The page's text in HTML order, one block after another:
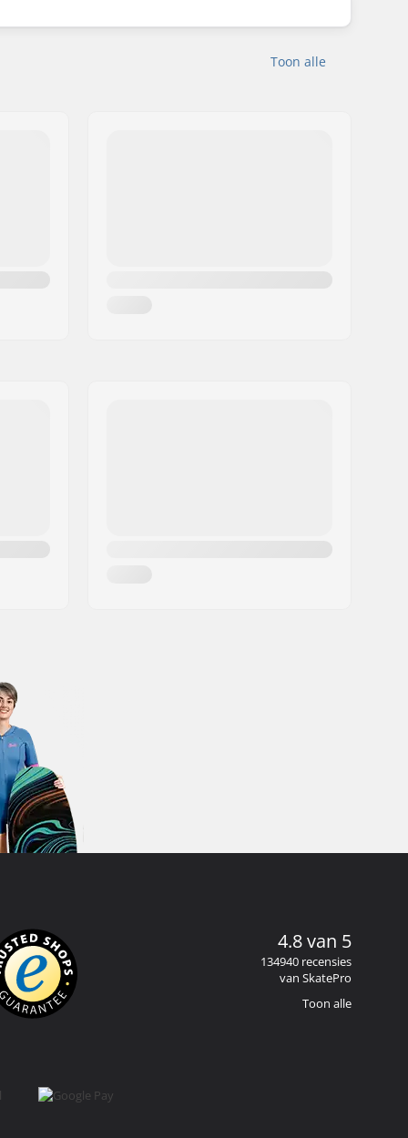
Toon alle
4.8 van 5
134940 recensies
van SkatePro
Toon alle